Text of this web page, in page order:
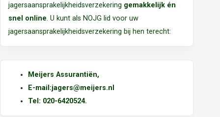
jagersaansprakelijkheidsverzekering gemakkelijk én
snel online. U kunt als NOJG lid voor uw
jagersaansprakelijkheidsverzekering bij hen terecht:
Meijers Assurantiën,
E-mail:jagers@meijers.nl
Tel: 020-6420524.